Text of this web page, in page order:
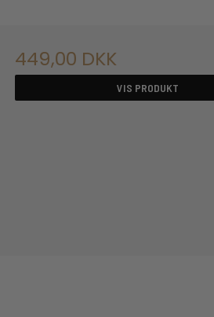
449,00 DKK
VIS PRODUKT